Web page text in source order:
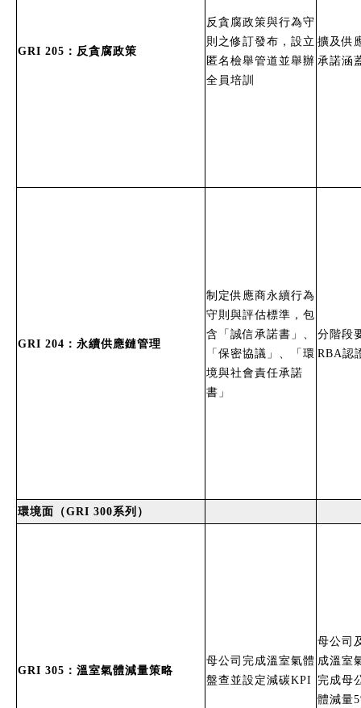
GRI 205：反貪腐政策
反貪腐政策與行為守
則之修訂發布，設立
匿名檢舉管道並舉辦
全員培訓
擴及供
承諾涵
GRI 204：永續供應鏈管理
制定供應商永續行為
守則與評估標準，包
含「誠信承諾書」、
「保密協議」、「環
境與社會責任承諾
書」
分階段
RBA認
環境面（GRI 300系列）
GRI 305：溫室氣體減量策略
母公司完成溫室氣體
盤查並設定減碳KPI
母公司
成溫室
完成母
體減量